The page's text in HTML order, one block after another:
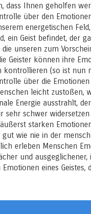
dass Ihnen geholfen
über den
energetischen
ein Geist befindet, der
die unseren zum
Geister können ihre
kontrollieren (so ist nun
über die
leicht zustoßen,
Energie ausstrahlt,
sehr schwer
starken
wie nie in der
erleben Menschen
und ausgeglichener,
eines Geistes,